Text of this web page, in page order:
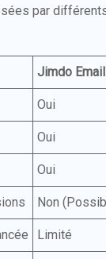
par
Jimdo
Oui
Oui
Oui
Non
Limité